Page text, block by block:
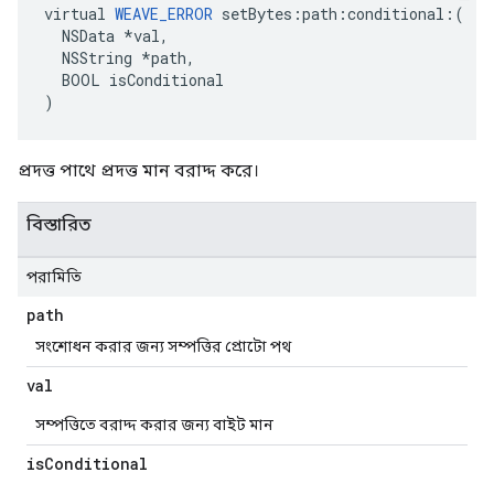
virtual WEAVE_ERROR setBytes:path:conditional:(
  NSData *val,
  NSString *path,
  BOOL isConditional
)
প্রদত্ত পাথে প্রদত্ত মান বরাদ্দ করে।
বিস্তারিত
পরামিতি
path
সংশোধন করার জন্য সম্পত্তির প্রোটো পথ
val
সম্পত্তিতে বরাদ্দ করার জন্য বাইট মান
isConditional